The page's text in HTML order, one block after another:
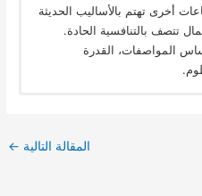
أخرى تهتم بالأساليب الحديثة
تتصف بالتنافسية الحادة.
المواصفات، القدرة
المقالة التالية ←